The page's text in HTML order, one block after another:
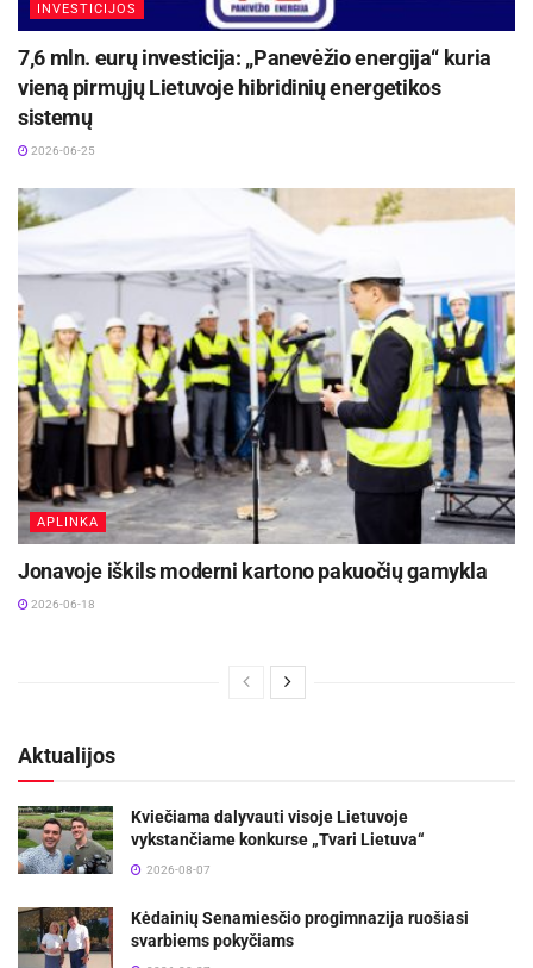
INVESTICIJOS
7,6 mln. eurų investicija: „Panevėžio energija“ kuria
vieną pirmųjų Lietuvoje hibridinių energetikos
sistemų
2026-06-25
APLINKA
Jonavoje iškils moderni kartono pakuočių gamykla
2026-06-18
Aktualijos
Kviečiama dalyvauti visoje Lietuvoje
vykstančiame konkurse „Tvari Lietuva“
2026-08-07
Kėdainių Senamiesčio progimnazija ruošiasi
svarbiems pokyčiams